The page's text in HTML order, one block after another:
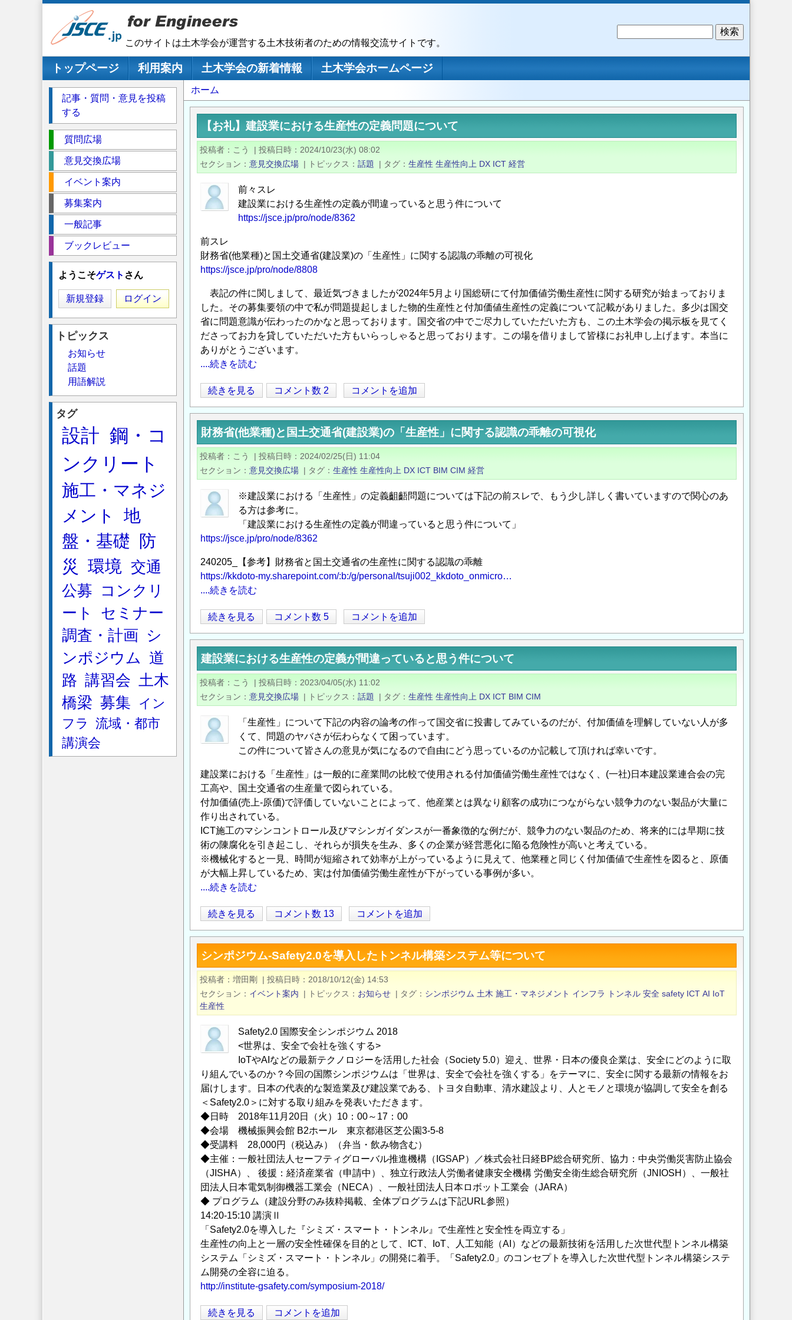
このサイトは土木学会が運営する土木技術者のための情報交流サイトです。
メインナビゲーション
トップページ 利用案内 土木学会の新着情報
土木学会ホームページ
パ
ン
ず
ホーム
【お礼】建設業における生産性の定義問題について
投稿者 こう | 投稿日時
2024/10/23(水) 08:02
セクション
意見交換広場 | トピックス 話題 | タグ 生産性 生産性向上 DX ICT 経営
前々スレ
建設業における生産性の定義が間違っていると思う件について
https://jsce.jp/pro/node/8362
前スレ
財務省(他業種)と国土交通省(建設業)の「生産性」に関する認識の乖離の可視化
https://jsce.jp/pro/node/8808
表記の件に関しまして、最近気づきましたが2024年5月より国総研にて付加価値労働生産性に関する研究が始まっておりま
した。その募集要領の中で私が問題提起しました物的生産性と付加価値生産性の定義について記載がありました。多少は国交
省に問題意識が伝わったのかなと思っております。国交省の中でご尽力していただいた方も、この土木学会の掲示板を見てく
ださってお力を貸していただいた方もいらっしゃると思っております。この場を借りまして皆様にお礼申し上げます。本当に
ありがとうございます。
....続きを読む
【お
礼】
建
設
業
お
け
る
産
の
定
義
問
題
に
つ
い
て
の
続きを見る コメント数 2 コメントを追加
財務省(他業種)と国土交通省(建設業)の「生産性」に関する認識の乖離の可視化
投稿者 こう | 投稿日時
2024/02/25(日) 11:04
セクション
意見交換広場 | タグ 生産性 生産性向上 DX ICT BIM CIM 経営
※建設業における「生産性」の定義齟齬問題については下記の前スレで、もう少し詳しく書いていますので関心のあ
る方は参考に。
「建設業における生産性の定義が間違っていると思う件について」
https://jsce.jp/pro/node/8362
240205_【参考】財務省と国土交通省の生産性に関する認識の乖離
https://kkdoto-my.sharepoint.com/:b:/g/personal/tsuji002_kkdoto_onmicro…
....続きを読む
財
務
省
(他
業
と
国
土
省
(建
設
業)
の
「生
産
性」
関
認
識
の
乖
離
の
可
化
の
続きを見る コメント数 5 コメントを追加
建設業における生産性の定義が間違っていると思う件について
投稿者 こう | 投稿日時
2023/04/05(水) 11:02
セクション
意見交換広場 | トピックス 話題 | タグ 生産性 生産性向上 DX ICT BIM CIM
「生産性」について下記の内容の論考の作って国交省に投書してみているのだが、付加価値を理解していない人が多
くて、問題のヤバさが伝わらなくて困っています。
この件について皆さんの意見が気になるので自由にどう思っているのか記載して頂ければ幸いです。
建設業における「生産性」は一般的に産業間の比較で使用される付加価値労働生産性ではなく、(一社)日本建設業連合会の完
工高や、国土交通省の生産量で図られている。
付加価値(売上-原価)で評価していないことによって、他産業とは異なり顧客の成功につながらない競争力のない製品が大量に
作り出されている。
ICT施工のマシンコントロール及びマシンガイダンスが一番象徴的な例だが、競争⼒のない製品のため、将来的には早期に技
術の陳腐化を引き起こし、それらが損失を⽣み、多くの企業が経営悪化に陥る危険性が⾼いと考えている。
※機械化すると一見、時間が短縮されて効率が上がっているように見えて、他業種と同じく付加価値で生産性を図ると、原価
が大幅上昇しているため、実は付加価値労働生産性が下がっている事例が多い。
....続きを読む
建
設
業
に
お
る
生
産
性
定
義
が
間
違
っ
て
い
る
と
思
う
件
に
つ
て
続きを見る コメント数 13 コメントを追加
シンポジウム-Safety2.0を導入したトンネル構築システム等について
投稿者 増田剛 | 投稿日時
2018/10/12(金) 14:53
セクション
イベント案内 | トピックス お知らせ | タグ シンポジウム 土木 施工・マネジメント インフラ トンネル 安全 safety ICT AI IoT
生産性
Safety2.0 国際安全シンポジウム 2018
<世界は、安全で会社を強くする>
IoTやAIなどの最新テクノロジーを活用した社会（Society 5.0）迎え、世界・日本の優良企業は、安全にどのように取
り組んでいるのか？今回の国際シンポジウムは「世界は、安全で会社を強くする」をテーマに、安全に関する最新の情報をお
届けします。日本の代表的な製造業及び建設業である、トヨタ自動車、清水建設より、人とモノと環境が協調して安全を創る
＜Safety2.0＞に対する取り組みを発表いただきます。
◆日時 2018年11月20日（火）10：00～17：00
◆会場 機械振興会館 B2ホール 東京都港区芝公園3-5-8
◆受講料 28,000円（税込み）（弁当・飲み物含む）
◆主催：一般社団法人セーフティグローバル推進機構（IGSAP）／株式会社日経BP総合研究所、協力：中央労働災害防止協会
（JISHA）、 後援：経済産業省（申請中）、独立行政法人労働者健康安全機構 労働安全衛生総合研究所（JNIOSH）、一般社
団法人日本電気制御機器工業会（NECA）、一般社団法人日本ロボット工業会（JARA）
◆ プログラム（建設分野のみ抜粋掲載、全体プログラムは下記URL参照）
14:20-15:10 講演Ⅱ
「Safety2.0を導入した『シミズ・スマート・トンネル』で生産性と安全性を両立する」
生産性の向上と一層の安全性確保を目的として、ICT、IoT、人工知能（AI）などの最新技術を活用した次世代型トンネル構築
システム「シミズ・スマート・トンネル」の開発に着手。「Safety2.0」のコンセプトを導入した次世代型トンネル構築システ
ム開発の全容に迫る。
http://institute-gsafety.com/symposium-2018/
シ
続きを見る コメントを追加
記事・質問・意見を投稿
する
ク
シ
質問広場
意見交換広場
イベント案内
募集案内
一般記事
ブックレビュー
ようこそゲスト さん
新規登録 ログイン
トピックス
お知らせ
話題
用語解説
タグ
設計 鋼・コ
ンクリート
施工・マネジ
メント
地
盤・基礎
防
災
環境 交通
公募
コンクリ
ート
セミナー
調査・計画
シ
ンポジウム 道
路 講習会 土木
橋梁 募集
イン
フラ
流域・都市
講演会